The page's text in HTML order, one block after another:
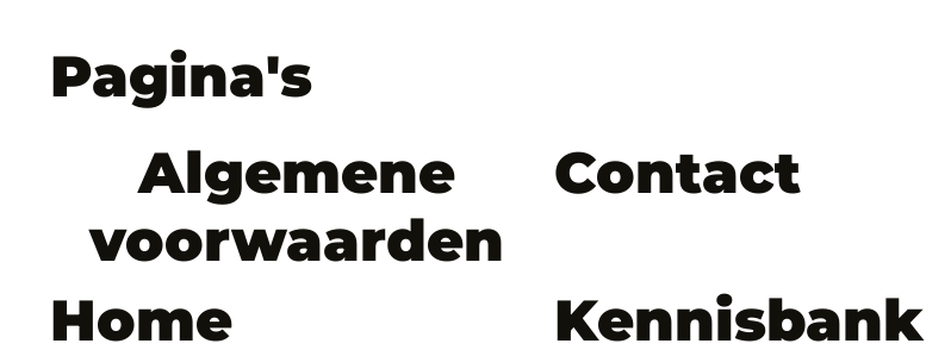
Pagina's
Algemene
voorwaarden
Contact
Home
Kennisbank